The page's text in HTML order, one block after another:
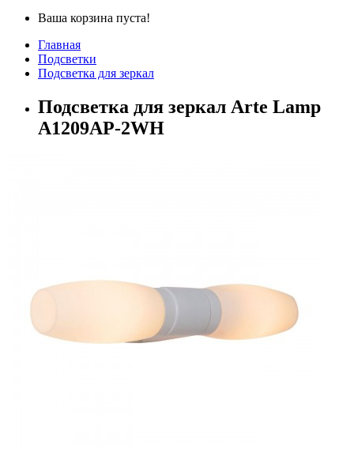
Ваша корзина пуста!
Главная
Подсветки
Подсветка для зеркал
Подсветка для зеркал Arte Lamp
A1209AP-2WH